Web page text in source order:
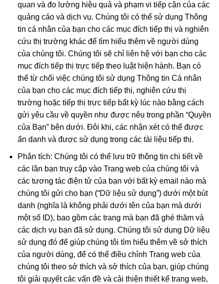
quan và đo lường hiệu quả và phạm vi tiếp cận của các
quảng cáo và dịch vụ. Chúng tôi có thể sử dụng Thông
tin cá nhân của bạn cho các mục đích tiếp thị và nghiên
cứu thị trường khác để tìm hiểu thêm về người dùng
của chúng tôi. Chúng tôi sẽ chỉ liên hệ với bạn cho các
mục đích tiếp thị trực tiếp theo luật hiện hành. Bạn có
thể từ chối việc chúng tôi sử dụng Thông tin Cá nhân
của bạn cho các mục đích tiếp thị, nghiên cứu thị
trường hoặc tiếp thị trực tiếp bất kỳ lúc nào bằng cách
gửi yêu cầu về quyền như được nêu trong phần “Quyền
của Bạn” bên dưới. Đôi khi, các nhận xét có thể được
ẩn danh và được sử dụng trong các tài liệu tiếp thị.
Phân tích: Chúng tôi có thể lưu trữ thông tin chi tiết về
các lần bạn truy cập vào Trang web của chúng tôi và
các tương tác điện tử của bạn với bất kỳ email nào mà
chúng tôi gửi cho bạn (“Dữ liệu sử dụng”) dưới một bút
danh (nghĩa là không phải dưới tên của bạn mà dưới
một số ID), bao gồm các trang mà bạn đã ghé thăm và
các dịch vụ bạn đã sử dụng. Chúng tôi sử dụng Dữ liệu
sử dụng đó để giúp chúng tôi tìm hiểu thêm về sở thích
của người dùng, để có thể điều chỉnh Trang web của
chúng tôi theo sở thích và sở thích của bạn, giúp chúng
tôi giải quyết các vấn đề và cải thiện thiết kế trang web,